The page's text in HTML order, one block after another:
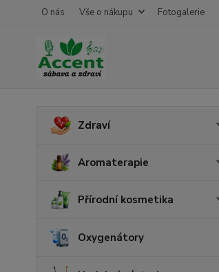
O nás Vše o nákupu Fotogalerie
Zdraví
Aromaterapie
Přírodní kosmetika
Oxygenátory